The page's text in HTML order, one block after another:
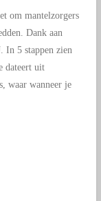
om mantelzorgers
Dank aan
In 5 stappen zien
dateert uit
waar wanneer je